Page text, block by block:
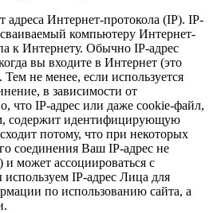
адреса Интернет-протокола (IP). IP-
компьютеру Интернет-
к Интернету. Обычно IP-адрес
вы входите в Интернет (это
не менее, если используется
в зависимости от
что IP-адрес или даже cookie-файл,
содержит идентифицирующую
потому, что при некоторых
соединения Ваш IP-адрес не
и может ассоциироваться с
IP-адрес Лица для
по использованию сайта, а